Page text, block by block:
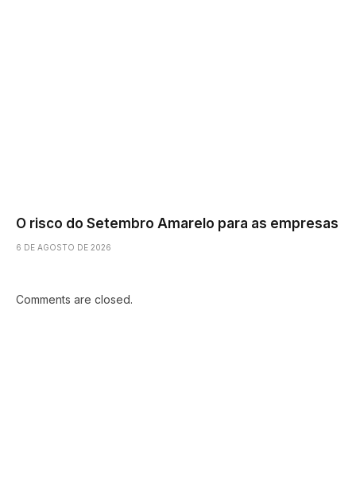
O risco do Setembro Amarelo para as empresas
6 DE AGOSTO DE 2026
Comments are closed.